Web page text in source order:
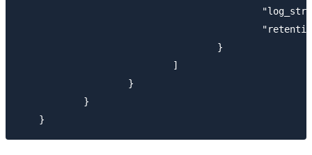
                                    }
                            ]
                    }
            }